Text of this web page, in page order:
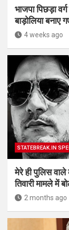
भाजपा पिछड़ा
बाड़ोलिया बनाए
4 weeks ago
STATEBREAK.IN
मेरे ही पुलिस वाले
तिवारी मामले में
2 months ago